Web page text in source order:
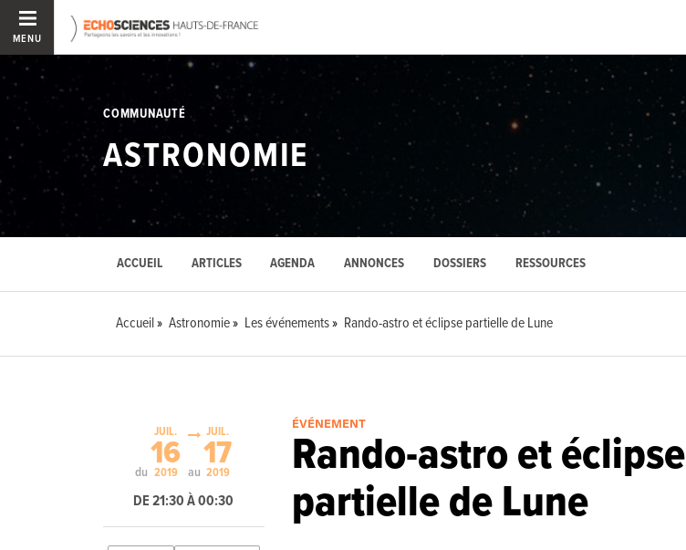
MENU
COMMUNAUTÉ
ASTRONOMIE
ACCUEIL ARTICLES AGENDA ANNONCES DOSSIERS RESSOURCES
Accueil Astronomie Les événements Rando-astro et éclipse partielle de Lune
ÉVÉNEMENT
Rando-astro et éclipse
partielle de Lune
du
JUIL.
16
2019 au
JUIL.
17
2019
DE 21:30 À 00:30